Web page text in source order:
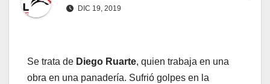
DIC 19, 2019
Se trata de Diego Ruarte, quien trabaja en una
obra en una panadería. Sufrió golpes en la